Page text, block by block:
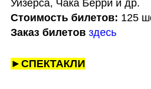
Стоимость билетов:
Заказ билетов здесь
►СПЕКТАКЛИ